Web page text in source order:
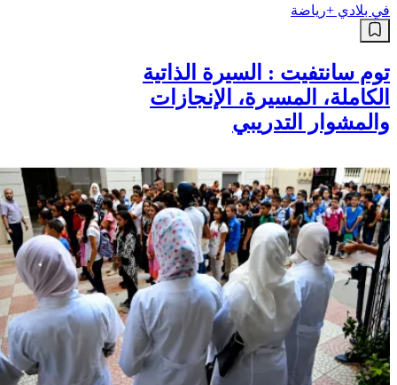
في بلادي +رياضة
توم سانتفيت : السيرة الذاتية
الكاملة، المسيرة، الإنجازات
والمشوار التدريبي